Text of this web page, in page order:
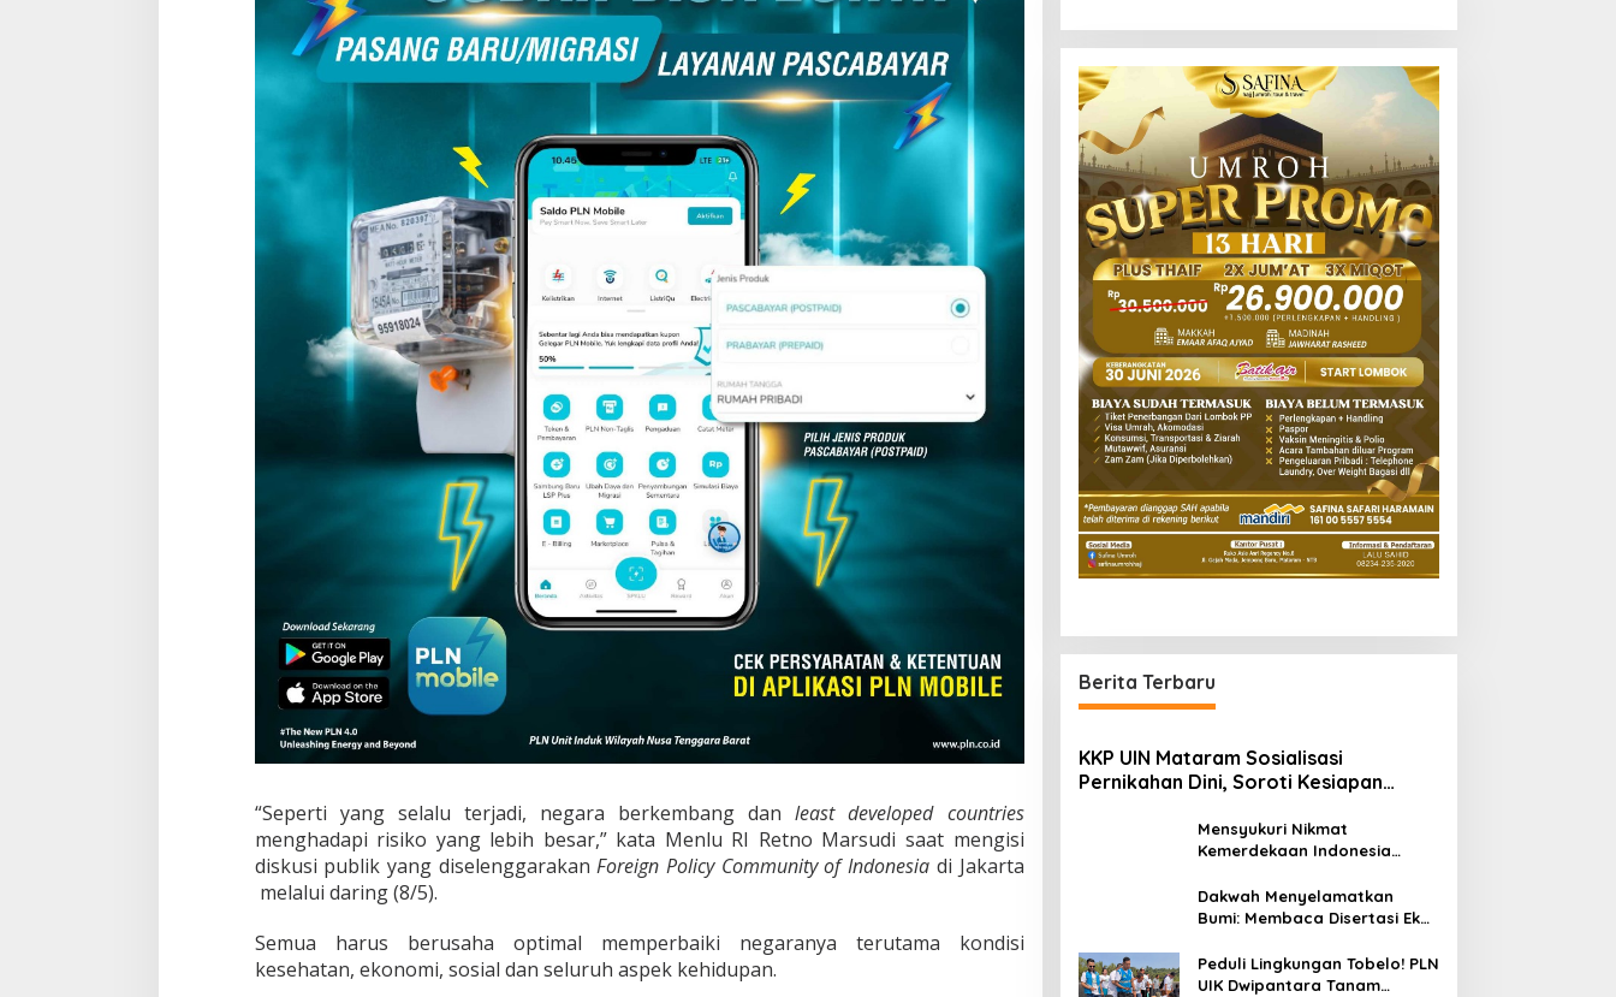
“Seperti yang selalu terjadi, negara berkembang danleast developed countries
menghadapi risiko yang lebih besar,” kata Menlu RI Retno Marsudi saat mengisi
diskusi publik yang diselenggarakanForeign Policy Community of Indonesia di Jakarta
melalui daring (8/5).
Semua harus berusaha optimal memperbaiki negaranya terutama kondisi
kesehatan, ekonomi, sosial dan seluruh aspek kehidupan.
Berita Terbaru
KKP UIN Mataram Sosialisasi
Pernikahan Dini, Soroti Kesiapan
Mensyukuri Nikmat
Kemerdekaan Indonesia
Korupsi
Dakwah Menyelamatkan
Bumi: Membaca Disertasi Eko-
Ritonga
Peduli Lingkungan Tobelo! PLN
UIK Dwipantara Tanam